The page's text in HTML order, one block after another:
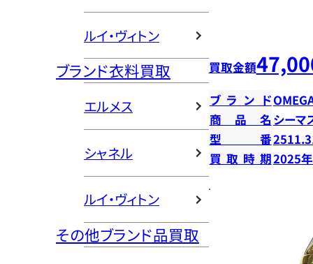
ルイ・ヴィトン
ブランド衣料買取
エルメス
シャネル
ルイ・ヴィトン
その他ブランド品買取
買取金額
ブランド
商品名 シーマ
型番
買取時期2025